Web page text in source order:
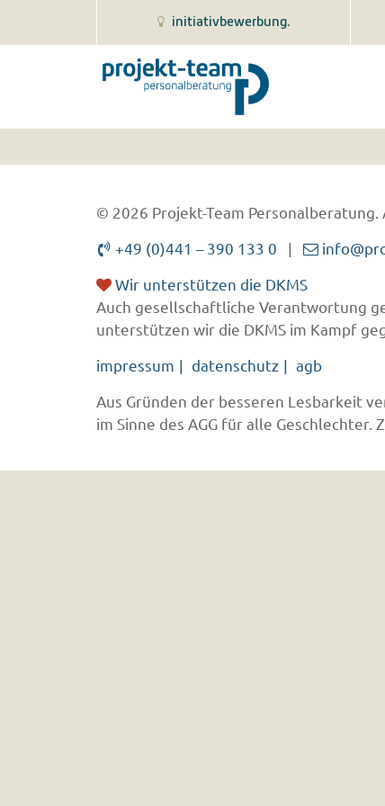
initiativbewerbung.
© 2026 Projekt-Team Personalberatung.
+49 (0)441 – 390 133 0 |
Wir unterstützen die DKMS
Auch gesellschaftliche Verantwortung
unterstützen wir die DKMS im Kampf
impressum
datenschutz agb
Aus Gründen der besseren Lesbarkeit
im Sinne des AGG für alle